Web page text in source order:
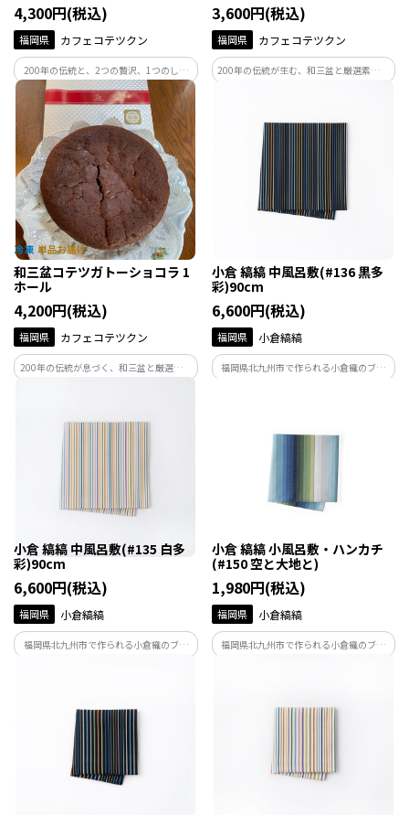
4,300円(税込)
福岡県 カフェコテツクン
200年の伝統と、2つの贅沢、1つのしあ
わせ。和三盆が引き立てる大人のチーズ
ケーキ
3,600円(税込)
福岡県 カフェコテツクン
200年の伝統が生む、和三盆と厳選素材の
和三盆コテツガトーショコラ 1
ホール
4,200円(税込)
福岡県 カフェコテツクン
200年の伝統が息づく、和三盆と厳選素材
小倉 縞縞 中風呂敷(#136 黒多
彩)90cm
6,600円(税込)
福岡県 小倉縞縞
福岡県北九州市で作られる小倉織のブラ
小倉 縞縞 中風呂敷(#135 白多
彩)90cm
6,600円(税込)
福岡県 小倉縞縞
福岡県北九州市で作られる小倉織のブラ
小倉 縞縞 小風呂敷・ハンカチ
(#150 空と大地と)
1,980円(税込)
福岡県 小倉縞縞
福岡県北九州市で作られる小倉織のブラ